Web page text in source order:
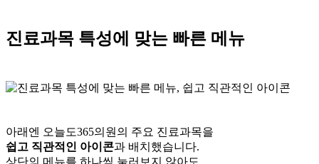
진료과목 특성에 맞는 빠른 메뉴
아래엔 오늘도365의원의 주요 진료과목을
쉽고 직관적인 아이콘과 배치했습니다.